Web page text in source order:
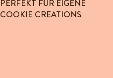
PERFEKT FÜR EIGENE
COOKIE CREATIONS